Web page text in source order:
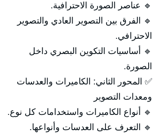
🔹 عناصر الصورة الاحترافية.
🔹 الفرق بين التصوير العادي والتصوير
الاحترافي.
🔹 أساسيات التكوين البصري داخل
الصورة.
✅ المحور الثاني: الكاميرات والعدسات
ومعدات التصوير
🔹 أنواع الكاميرات واستخدامات كل نوع.
🔹 التعرف على العدسات وأنواعها.